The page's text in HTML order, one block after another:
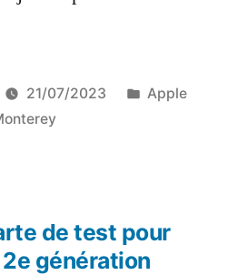
21/07/2023
Publié
Apple
:
de test pour
2e génération